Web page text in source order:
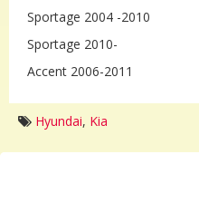
Sportage 2004 -2010
Sportage 2010-
Accent 2006-2011
Hyundai, Kia